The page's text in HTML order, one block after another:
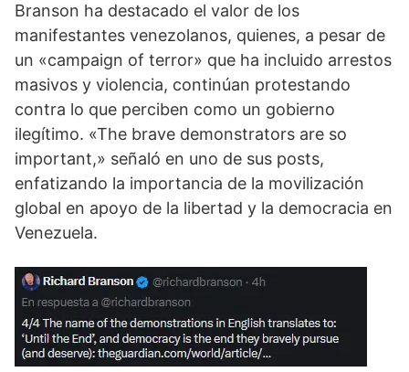
Branson ha destacado el valor de los
manifestantes venezolanos, quienes, a pesar de
un «campaign of terror» que ha incluido arrestos
masivos y violencia, continúan protestando
contra lo que perciben como un gobierno
ilegítimo. «The brave demonstrators are so
important,» señaló en uno de sus posts,
enfatizando la importancia de la movilización
global en apoyo de la libertad y la democracia en
Venezuela.